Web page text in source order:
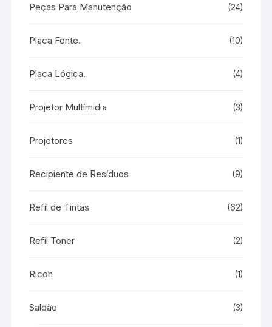
Peças Para Manutenção (24)
Placa Fonte. (10)
Placa Lógica. (4)
Projetor Multímidia (3)
Projetores (1)
Recipiente de Resíduos (9)
Refil de Tintas (62)
Refil Toner (2)
Ricoh (1)
Saldão (3)